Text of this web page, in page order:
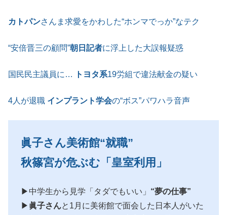
カトパンさんま求愛をかわした“ホンマでっか”なテク
“安倍晋三の顧問”朝日記者に浮上した大誤報疑惑
国民民主議員に… トヨタ系19労組で違法献金の疑い
4人が退職 インプラント学会の“ボス”パワハラ音声
眞子さん美術館“就職”
秋篠宮が危ぶむ「皇室利用」
▶中学生から見学「タダでもいい」 “夢の仕事”
▶ 眞子さんと1月に美術館で面会した日本人がいた